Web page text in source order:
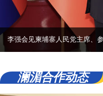
寨人民党主席、参议院主席洪森
澜湄合作动态